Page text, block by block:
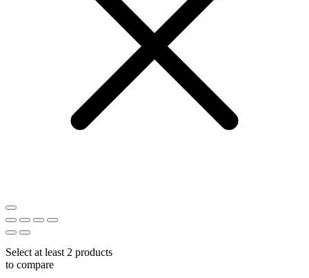
Select at least 2 products
to compare